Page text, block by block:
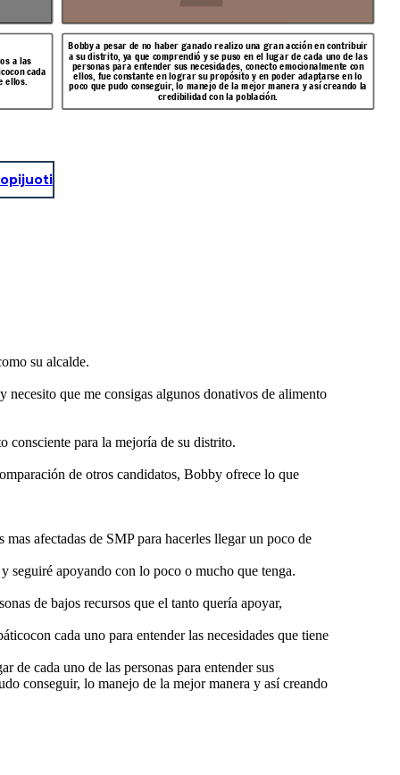
a las
cada
ellos.
Bobby a pesar de no haber ganado realizo una gran acción en contribuir
a su distrito, ya que comprendió y se puso en el lugar de cada uno de las
personas para entender sus necesidades, conecto emocionalmente con
ellos, fue constante en lograr su propósito y en poder adaptarse en lo
poco que pudo conseguir, lo manejo de la mejor manera y así creando la
credibilidad con la población.
su alcalde.
que me consigas algunos donativos de alimento
consciente para la mejoría de su distrito.
de otros candidatos, Bobby ofrece lo que
afectadas de SMP para hacerles llegar un poco de
seguiré apoyando con lo poco o mucho que tenga.
de bajos recursos que el tanto quería apoyar,
cada uno para entender las necesidades que tiene
de cada uno de las personas para entender sus
conseguir, lo manejo de la mejor manera y así creando